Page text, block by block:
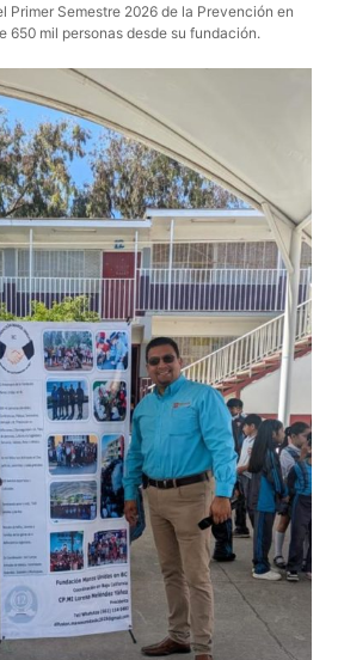
Primer Semestre 2026 de la Prevención en
650 mil personas desde su fundación.